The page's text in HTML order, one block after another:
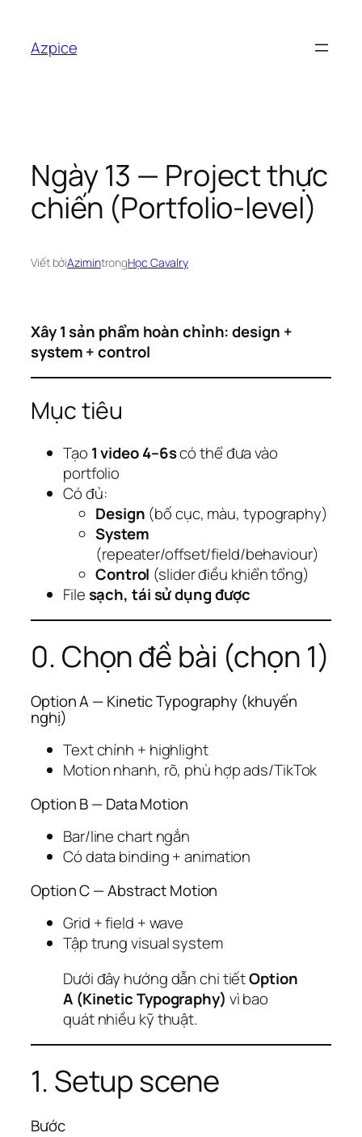
phầnAzpice
Ngày 13 — Project thực
chiến (Portfolio-level)
Viết bởiAzimintrongHọc Cavalry
Xây 1 sản phẩm hoàn chỉnh: design +
system + control
Mục tiêu
Tạo 1 video 4–6scó thể đưa vào
portfolio
Có đủ:
Design (bố cục, màu, typography)
System
(repeater/offset/field/behaviour)
Control (slider điều khiển tổng)
Filesạch, tái sử dụng được
0. Chọn đề bài (chọn 1)
Option A — Kinetic Typography (khuyến
nghị)
Text chính + highlight
Motion nhanh, rõ, phù hợp ads/TikTok
Option B — Data Motion
Bar/line chart ngắn
Có data binding + animation
Option C — Abstract Motion
Grid + field + wave
Tập trung visual system
Dưới đây hướng dẫn chi tiếtOption
A (Kinetic Typography) vì bao
quát nhiều kỹ thuật.
1. Setup scene
Bước